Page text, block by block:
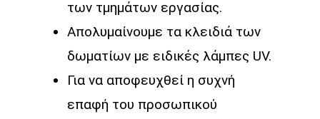
των τμημάτων εργασίας.
Απολυμαίνουμε τα κλειδιά των
δωματίων με ειδικές λάμπες UV.
Για να αποφευχθεί η συχνή
επαφή του προσωπικού